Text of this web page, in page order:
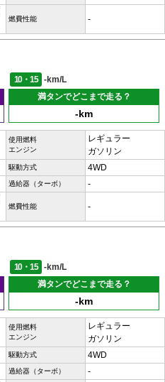
燃費性能 -
10・15
-km/L
満タンでどこまで走る？
-km
使用燃料
エンジン
レギュラー
ガソリン
駆動方式 4WD
過給器（ターボ） -
燃費性能 -
10・15
-km/L
満タンでどこまで走る？
-km
使用燃料
エンジン
レギュラー
ガソリン
駆動方式 4WD
過給器（ターボ） -